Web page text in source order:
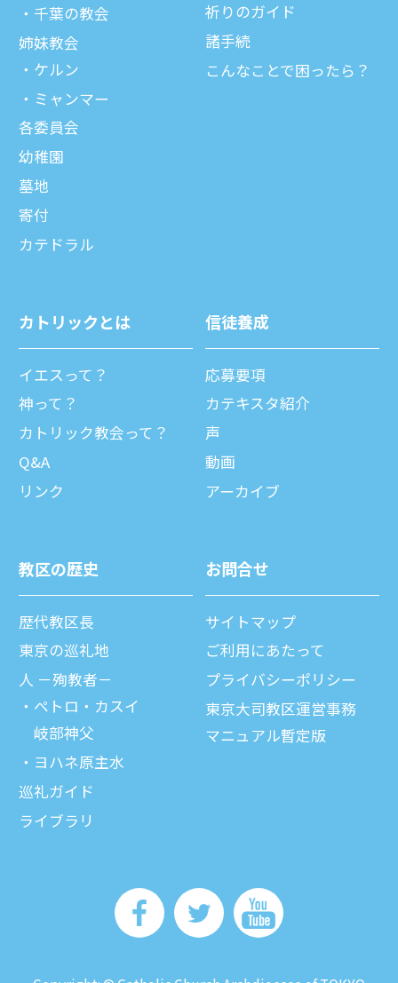
千葉の教会
姉妹教会
ケルン
ミャンマー
各委員会
幼稚園
墓地
寄付
カテドラル
祈りのガイド
諸⼿続
こんなことで困ったら？
カトリックとは
イエスって？
神って？
カトリック教会って？
Q&A
リンク
信徒養成
応募要項
カテキスタ紹介
声
動画
アーカイブ
教区の歴史
歴代教区⻑
東京の巡礼地
⼈ －殉教者－
ペトロ・カスイ
岐部神父
ヨハネ原主水
巡礼ガイド
ライブラリ
お問合せ
サイトマップ
ご利⽤にあたって
プライバシーポリシー
東京大司教区運営事務
マニュアル暫定版